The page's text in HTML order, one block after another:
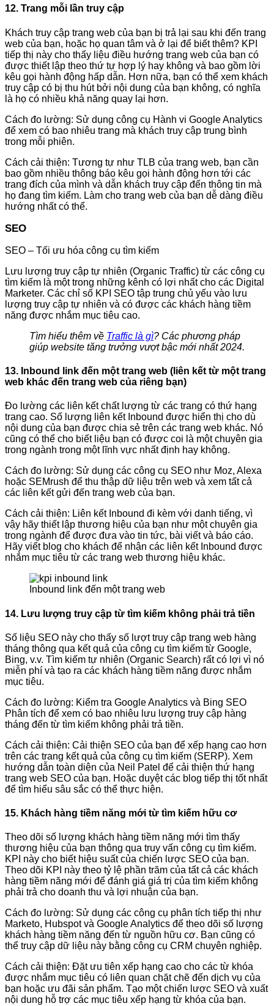
12. Trang mỗi lần truy cập
Khách truy cập trang web của bạn bị trả lại sau khi đến trang
web của bạn, hoặc họ quan tâm và ở lại để biết thêm? KPI
tiếp thị này cho thấy liệu điều hướng trang web của bạn có
được thiết lập theo thứ tự hợp lý hay không và bao gồm lời
kêu gọi hành động hấp dẫn. Hơn nữa, bạn có thể xem khách
truy cập có bị thu hút bởi nội dung của bạn không, có nghĩa
là họ có nhiều khả năng quay lại hơn.
Cách đo lường: Sử dụng công cụ Hành vi Google Analytics
để xem có bao nhiêu trang mà khách truy cập trung bình
trong mỗi phiên.
Cách cải thiện: Tương tự như TLB của trang web, bạn cần
bao gồm nhiều thông báo kêu gọi hành động hơn tới các
trang đích của mình và dẫn khách truy cập đến thông tin mà
họ đang tìm kiếm. Làm cho trang web của bạn dễ dàng điều
hướng nhất có thể.
SEO
SEO – Tối ưu hóa công cụ tìm kiếm
Lưu lượng truy cập tự nhiên (Organic Traffic) từ các công cụ
tìm kiếm là một trong những kênh có lợi nhất cho các Digital
Marketer. Các chỉ số KPI SEO tập trung chủ yếu vào lưu
lượng truy cập tự nhiên và có được các khách hàng tiềm
năng được nhắm mục tiêu cao.
Tìm hiểu thêm về Traffic là gì? Các phương pháp
giúp website tăng trưởng vượt bậc mới nhất 2024.
13. Inbound link đến một trang web (liên kết từ một trang
web khác đến trang web của riêng bạn)
Đo lường các liên kết chất lượng từ các trang có thứ hạng
trang cao. Số lượng liên kết Inbound được hiển thị cho dù
nội dung của bạn được chia sẻ trên các trang web khác. Nó
cũng có thể cho biết liệu bạn có được coi là một chuyên gia
trong ngành trong một lĩnh vực nhất định hay không.
Cách đo lường: Sử dụng các công cụ SEO như Moz, Alexa
hoặc SEMrush để thu thập dữ liệu trên web và xem tất cả
các liên kết gửi đến trang web của bạn.
Cách cải thiện: Liên kết Inbound đi kèm với danh tiếng, vì
vậy hãy thiết lập thương hiệu của bạn như một chuyên gia
trong ngành để được đưa vào tin tức, bài viết và báo cáo.
Hãy viết blog cho khách để nhận các liên kết Inbound được
nhắm mục tiêu từ các trang web thương hiệu khác.
Inbound link đến một trang web
14. Lưu lượng truy cập từ tìm kiếm không phải trả tiền
Số liệu SEO này cho thấy số lượt truy cập trang web hàng
tháng thông qua kết quả của công cụ tìm kiếm từ Google,
Bing, v.v. Tìm kiếm tự nhiên (Organic Search) rất có lợi vì nó
miễn phí và tạo ra các khách hàng tiềm năng được nhắm
mục tiêu.
Cách đo lường: Kiểm tra Google Analytics và Bing SEO
Phân tích để xem có bao nhiêu lưu lượng truy cập hàng
tháng đến từ tìm kiếm không phải trả tiền.
Cách cải thiện: Cải thiện SEO của bạn để xếp hạng cao hơn
trên các trang kết quả của công cụ tìm kiếm (SERP). Xem
hướng dẫn toàn diện của Neil Patel để cải thiện thứ hạng
trang web SEO của bạn. Hoặc duyệt các blog tiếp thị tốt nhất
để tìm hiểu sâu sắc có thể thực hiện.
15. Khách hàng tiềm năng mới từ tìm kiếm hữu cơ
Theo dõi số lượng khách hàng tiềm năng mới tìm thấy
thương hiệu của bạn thông qua truy vấn công cụ tìm kiếm.
KPI này cho biết hiệu suất của chiến lược SEO của bạn.
Theo dõi KPI này theo tỷ lệ phần trăm của tất cả các khách
hàng tiềm năng mới để đánh giá giá trị của tìm kiếm không
phải trả cho doanh thu và lợi nhuận của bạn.
Cách đo lường: Sử dụng các công cụ phân tích tiếp thị như
Marketo, Hubspot và Google Analytics để theo dõi số lượng
khách hàng tiềm năng đến từ nguồn hữu cơ. Bạn cũng có
thể truy cập dữ liệu này bằng công cụ CRM chuyên nghiệp.
Cách cải thiện: Đặt ưu tiên xếp hạng cao cho các từ khóa
được nhắm mục tiêu có liên quan chặt chẽ đến dịch vụ của
bạn hoặc ưu đãi sản phẩm. Tạo một chiến lược SEO và xuất
nội dung hỗ trợ các mục tiêu xếp hạng từ khóa của bạn.